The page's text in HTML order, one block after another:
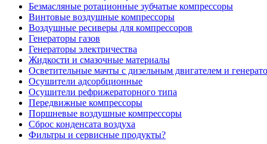
Безмасляные ротационные зубчатые компрессоры
Винтовые воздушные компрессоры
Воздушные ресиверы для компрессоров
Генераторы газов
Генераторы электричества
Жидкости и смазочные материалы
Осветительные мачты с дизельным двигателем и
Осушители адсорбционные
Осушители рефрижераторного типа
Передвижные компрессоры
Поршневые воздушные компрессоры
Сброс конденсата воздуха
Фильтры и сервисные продукты?